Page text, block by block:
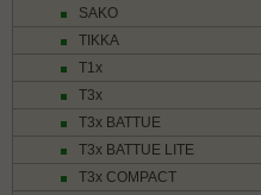
SAKO
TIKKA
T1x
T3x
T3x BATTUE
T3x BATTUE LITE
T3x COMPACT